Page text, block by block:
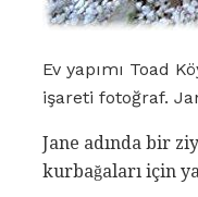
Ev yapımı Toad
işareti fotoğraf.
Jane adında bir
kurbağaları için